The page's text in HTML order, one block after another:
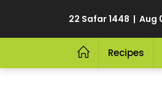
22 Safar 1448 | Aug
Recipes